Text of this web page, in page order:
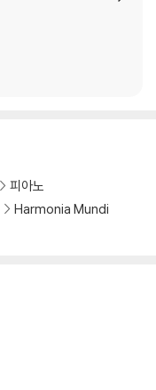
피아노
Harmonia Mundi